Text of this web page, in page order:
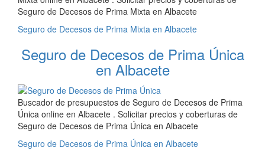
Seguro de Decesos de Prima Mixta en Albacete
Seguro de Decesos de Prima Mixta en Albacete
Seguro de Decesos de Prima Única
en Albacete
Buscador de presupuestos de Seguro de Decesos de Prima
Única online en Albacete . Solicitar precios y coberturas de
Seguro de Decesos de Prima Única en Albacete
Seguro de Decesos de Prima Única en Albacete